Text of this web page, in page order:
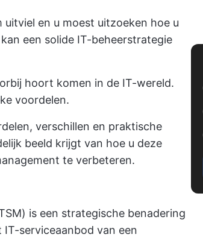
en u moest uitzoeken hoe u
een solide IT-beheerstrategie
hoort komen in de IT-wereld.
voordelen.
verschillen en praktische
beeld krijgt van hoe u deze
te verbeteren.
is een strategische benadering
serviceaanbod van een